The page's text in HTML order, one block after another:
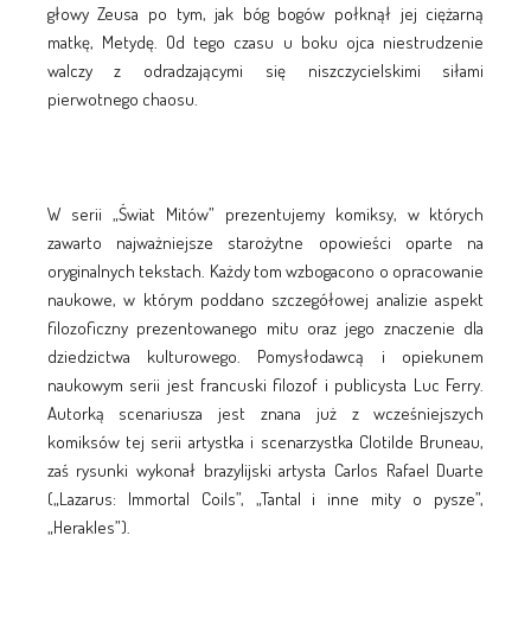
głowy Zeusa po tym, jak bóg bogów połknął jej ciężarną
matkę, Metydę. Od tego czasu u boku ojca niestrudzenie
walczy z odradzającymi się niszczycielskimi siłami
pierwotnego chaosu.
W serii „Świat Mitów” prezentujemy komiksy, w których
zawarto najważniejsze starożytne opowieści oparte na
oryginalnych tekstach. Każdy tom wzbogacono o opracowanie
naukowe, w którym poddano szczegółowej analizie aspekt
filozoficzny prezentowanego mitu oraz jego znaczenie dla
dziedzictwa kulturowego. Pomysłodawcą i opiekunem
naukowym serii jest francuski filozof i publicysta Luc Ferry.
Autorką scenariusza jest znana już z wcześniejszych
komiksów tej serii artystka i scenarzystka Clotilde Bruneau,
zaś rysunki wykonał brazylijski artysta Carlos Rafael Duarte
(„Lazarus: Immortal Coils”, „Tantal i inne mity o pysze”,
„Herakles”).